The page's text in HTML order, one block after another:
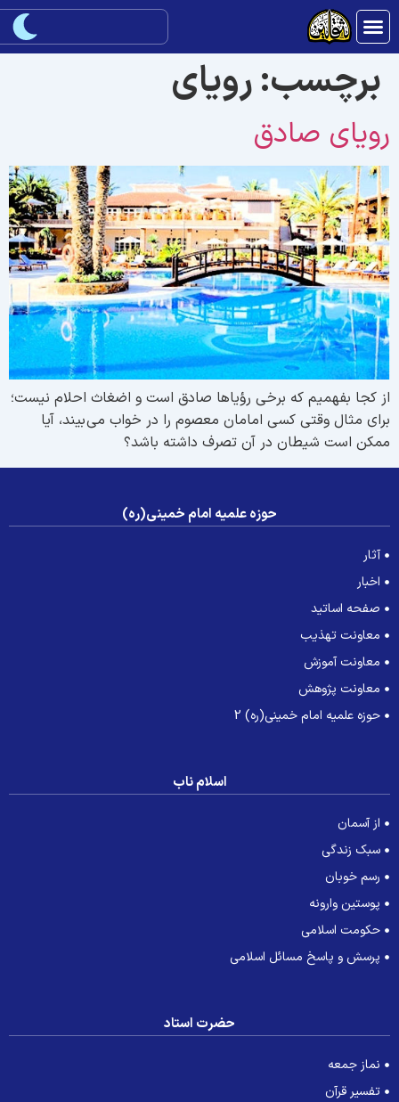
برچسب:روياى
صادق
كجا بفهميم كه برخى رؤياها صادق است و اضغاث احلام نيست؛
مثال وقتى كسى امامان معصوم را در خواب مى بيند، آيا
است شيطان در آن تصرف داشته باشد؟
حوزه علمیه امام خمینی(ره)
آثار
اخبار
صفحه اساتید
معاونت تهذیب
معاونت آموزش
معاونت پژوهش
حوزه علمیه امام خمینی(ره) 2
اسلام ناب
از آسمان
سبک زندگی
رسم خوبان
پوستین وارونه
حکومت اسلامی
پرسش و پاسخ مسائل اسلامی
حضرت استاد
نماز جمعه
تفسیر قرآن